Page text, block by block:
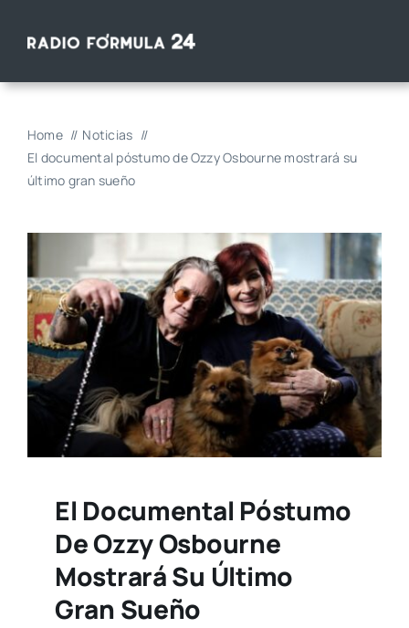
Home
Noticias
El documental póstumo de Ozzy Osbourne mostrará su
último gran sueño
El Documental Póstumo
De Ozzy Osbourne
Mostrará Su Último
Gran Sueño